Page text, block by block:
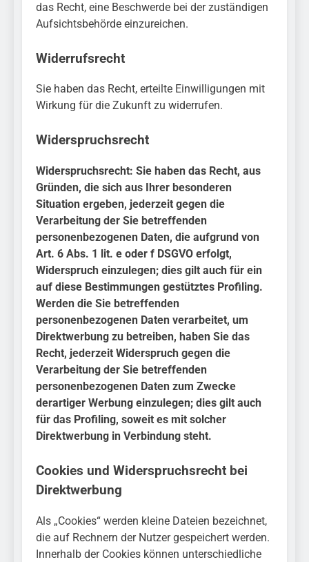
das Recht, eine Beschwerde bei der zuständigen
Aufsichtsbehörde einzureichen.
Widerrufsrecht
Sie haben das Recht, erteilte Einwilligungen mit
Wirkung für die Zukunft zu widerrufen.
Widerspruchsrecht
Widerspruchsrecht: Sie haben das Recht, aus
Gründen, die sich aus Ihrer besonderen
Situation ergeben, jederzeit gegen die
Verarbeitung der Sie betreffenden
personenbezogenen Daten, die aufgrund von
Art. 6 Abs. 1 lit. e oder f DSGVO erfolgt,
Widerspruch einzulegen; dies gilt auch für ein
auf diese Bestimmungen gestütztes Profiling.
Werden die Sie betreffenden
personenbezogenen Daten verarbeitet, um
Direktwerbung zu betreiben, haben Sie das
Recht, jederzeit Widerspruch gegen die
Verarbeitung der Sie betreffenden
personenbezogenen Daten zum Zwecke
derartiger Werbung einzulegen; dies gilt auch
für das Profiling, soweit es mit solcher
Direktwerbung in Verbindung steht.
Cookies und Widerspruchsrecht bei
Direktwerbung
Als „Cookies“ werden kleine Dateien bezeichnet,
die auf Rechnern der Nutzer gespeichert werden.
Innerhalb der Cookies können unterschiedliche